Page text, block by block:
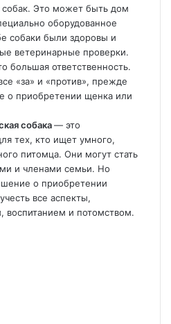
Это может быть дом
оборудованное
собаки были здоровы и
ветеринарные проверки.
большая ответственность.
«за» и «против», прежде
о приобретении щенка или
собака— это
тех, кто ищет умного,
питомца. Они могут стать
и членами семьи. Но
о приобретении
все аспекты,
воспитанием и потомством.